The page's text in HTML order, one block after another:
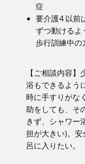
症
要介護4 以前
ずつ動けるよ
歩行訓練中の
【ご相談内容
浴もできるよう
時に手すりがな
助をしても、そ
きず、シャワー
担が大きい)。
呂に入りたい。